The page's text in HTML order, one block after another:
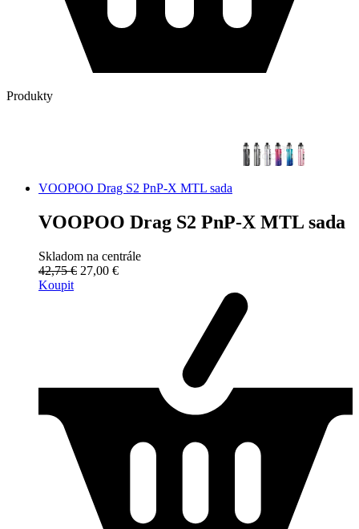
Produkty
VOOPOO Drag S2 PnP-X MTL sada
VOOPOO Drag S2 PnP-X MTL sada
Skladom na centrále
42,75 € 27,00 €
Koupit